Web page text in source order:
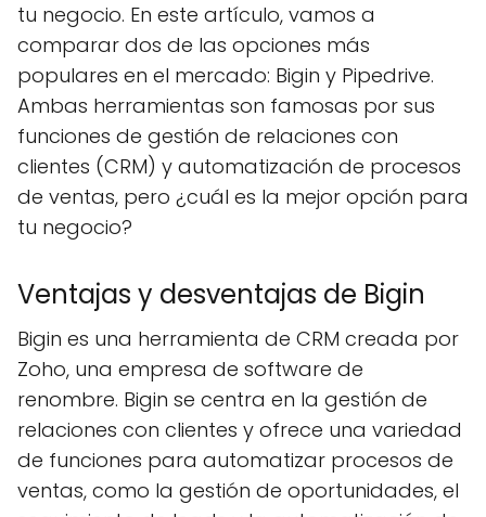
tu negocio. En este artículo, vamos a
comparar dos de las opciones más
populares en el mercado: Bigin y Pipedrive.
Ambas herramientas son famosas por sus
funciones de gestión de relaciones con
clientes (CRM) y automatización de procesos
de ventas, pero ¿cuál es la mejor opción para
tu negocio?
Ventajas y desventajas de Bigin
Bigin es una herramienta de CRM creada por
Zoho, una empresa de software de
renombre. Bigin se centra en la gestión de
relaciones con clientes y ofrece una variedad
de funciones para automatizar procesos de
ventas, como la gestión de oportunidades, el